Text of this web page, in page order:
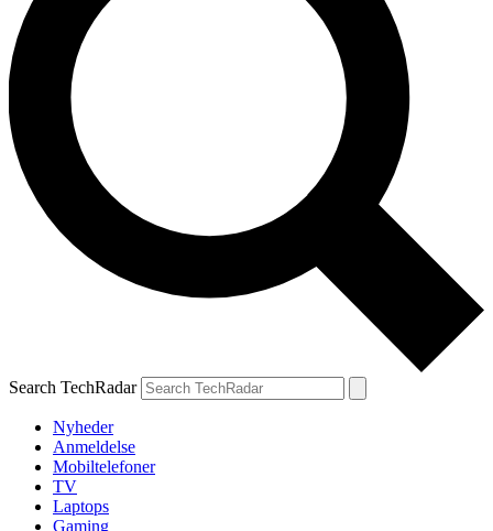
Search TechRadar
Nyheder
Anmeldelse
Mobiltelefoner
TV
Laptops
Gaming